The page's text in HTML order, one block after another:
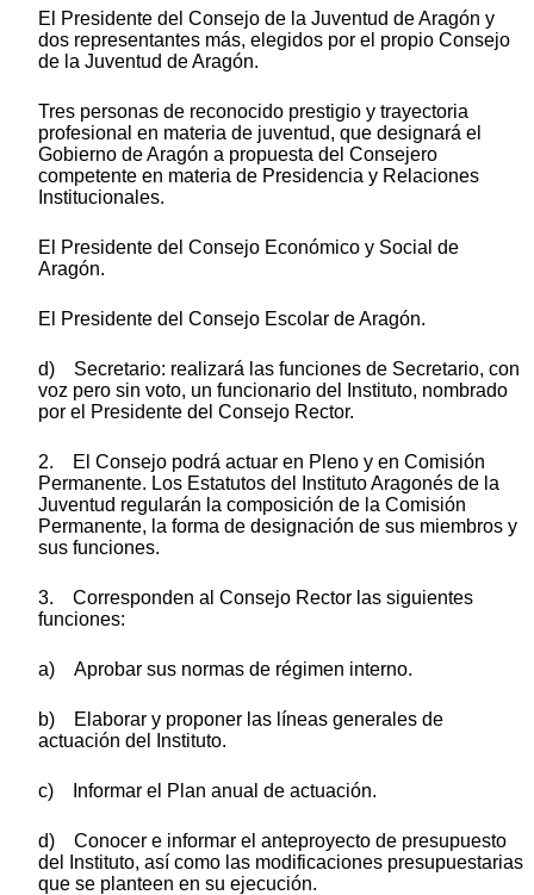
El Presidente del Consejo de la Juventud de Aragón y
dos representantes más, elegidos por el propio Consejo
de la Juventud de Aragón.
Tres personas de reconocido prestigio y trayectoria
profesional en materia de juventud, que designará el
Gobierno de Aragón a propuesta del Consejero
competente en materia de Presidencia y Relaciones
Institucionales.
El Presidente del Consejo Económico y Social de
Aragón.
El Presidente del Consejo Escolar de Aragón.
d) Secretario: realizará las funciones de Secretario, con
voz pero sin voto, un funcionario del Instituto, nombrado
por el Presidente del Consejo Rector.
2. El Consejo podrá actuar en Pleno y en Comisión
Permanente. Los Estatutos del Instituto Aragonés de la
Juventud regularán la composición de la Comisión
Permanente, la forma de designación de sus miembros y
sus funciones.
3. Corresponden al Consejo Rector las siguientes
funciones:
a) Aprobar sus normas de régimen interno.
b) Elaborar y proponer las líneas generales de
actuación del Instituto.
c) Informar el Plan anual de actuación.
d) Conocer e informar el anteproyecto de presupuesto
del Instituto, así como las modificaciones presupuestarias
que se planteen en su ejecución.